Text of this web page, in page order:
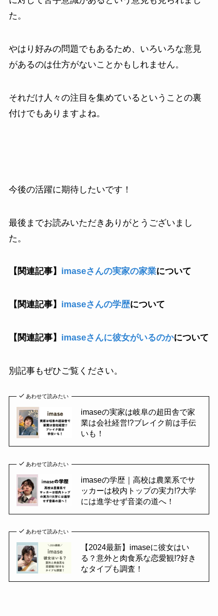
た。
やはり好みの問題でもあるため、いろいろな意見
があるのは仕方がないことかもしれません。
それだけ人々の注目を集めているということの裏
付けでもありますよね。
今後の活躍に期待したいです！
最後までお読みいただきありがとうございまし
た。
【関連記事】 imaseさんの実家の家業について
【関連記事】 imaseさんの学歴について
【関連記事】 imaseさんに彼女がいるのかについて
別記事もぜひご覧ください。
あわせて読みたい
imaseの実家は岐阜の超田舎で家
業は会社経営!?ブレイク前は手伝
いも！
あわせて読みたい
imaseの学歴｜高校は農業系でサ
ッカーは校内トップの実力!?大学
には進学せず音楽の道へ！
あわせて読みたい
【2024最新】imaseに彼女はい
る？意外と肉食系な恋愛観!?好き
なタイプも調査！